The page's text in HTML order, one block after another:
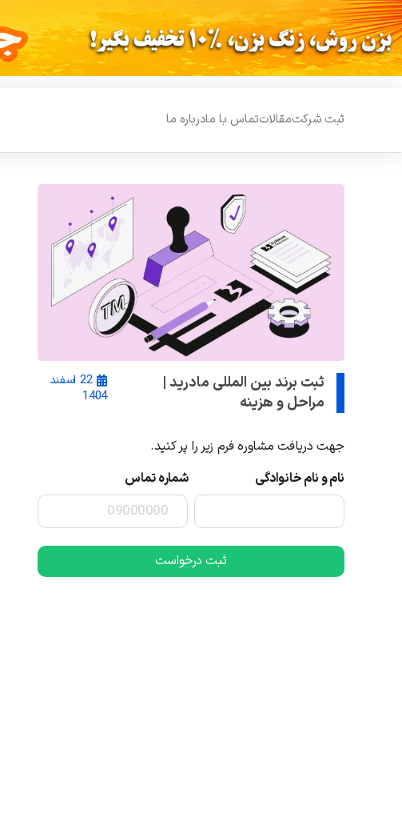
ثبت شرکتمقالاتتماس با مادرباره ما
ثبت برند بین المللی مادرید |
مراحل و هزینه
22 اسفند
1404
جهت دریافت مشاوره فرم زیر را پر کنید.
نام و نام خانوادگی
شماره تماس